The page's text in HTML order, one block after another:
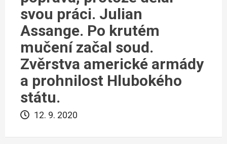
svou práci. Julian
Assange. Po krutém
mučení začal soud.
Zvěrstva americké armády
a prohnilost Hlubokého
státu.
12. 9. 2020